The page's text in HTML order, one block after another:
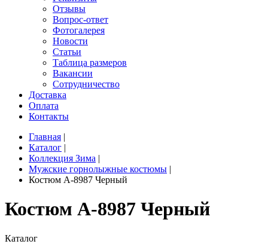
Отзывы
Вопрос-ответ
Фотогалерея
Новости
Статьи
Таблица размеров
Вакансии
Сотрудничество
Доставка
Оплата
Контакты
Главная |
Каталог |
Коллекция Зима |
Мужские горнолыжные костюмы |
Костюм A-8987 Черный
Костюм A-8987 Черный
Каталог